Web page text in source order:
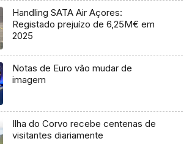
Handling SATA Air Açores:
Registado prejuízo de 6,25M€ em
2025
Notas de Euro vão mudar de
imagem
Ilha do Corvo recebe centenas de
visitantes diariamente